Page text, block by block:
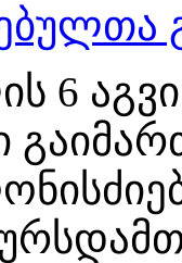
6